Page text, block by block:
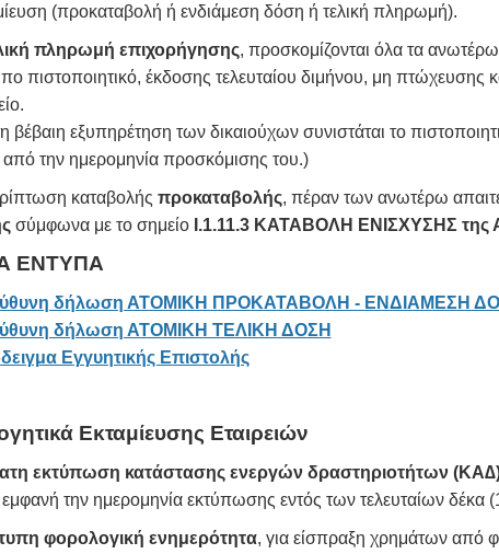
(προκαταβολή ή ενδιάμεση δόση ή τελική πληρωμή).
πληρωμή επιχορήγησης, προσκομίζονται όλα τα ανωτέρω
πιστοποιητικό, έκδοσης τελευταίου διμήνου, μη
εξυπηρέτηση των δικαιούχων συνιστάται το
από την ημερομηνία προσκόμισης του.)
καταβολής προκαταβολής, πέραν των ανωτέρω
σύμφωνα με το σημείο Ι.1.11.3ΚΑΤΑΒΟΛΗ ΕΝΙΣΧΥΣΗΣ της
ΕΝΤΥΠΑ
δήλωση ΑΤΟΜΙΚΗ ΠΡΟΚΑΤΑΒΟΛΗ - ΕΝΔΙΑΜΕΣΗ
δήλωση ΑΤΟΜΙΚΗ ΤΕΛΙΚΗ ΔΟΣΗ
Εγγυητικής Επιστολής
Εκταμίευσης Εταιρειών
εκτύπωση κατάστασης ενεργών δραστηριοτήτων
την ημερομηνία εκτύπωσης εντός των τελευταίων
φορολογική ενημερότητα, για είσπραξη χρημάτων από